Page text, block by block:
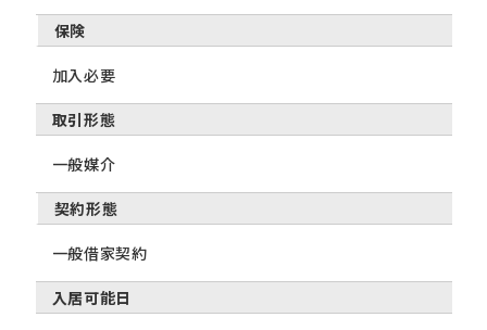
保険
加入必要
取引形態
一般媒介
契約形態
一般借家契約
入居可能日